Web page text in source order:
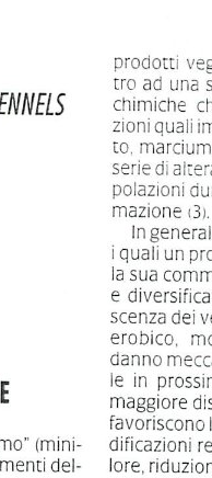
(mini
del-
prodotti
tro ad una
chimiche
zioni quali
to,
serie di
polazioni
mazione (3i.
In
i quali un
la sua
e
scenza dei
erobico,
danno
le in
maggiore
favoriscono
dificazioni
lore,